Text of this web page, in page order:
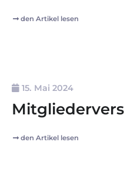
den Artikel lesen
15. Mai 2024
den Artikel lesen